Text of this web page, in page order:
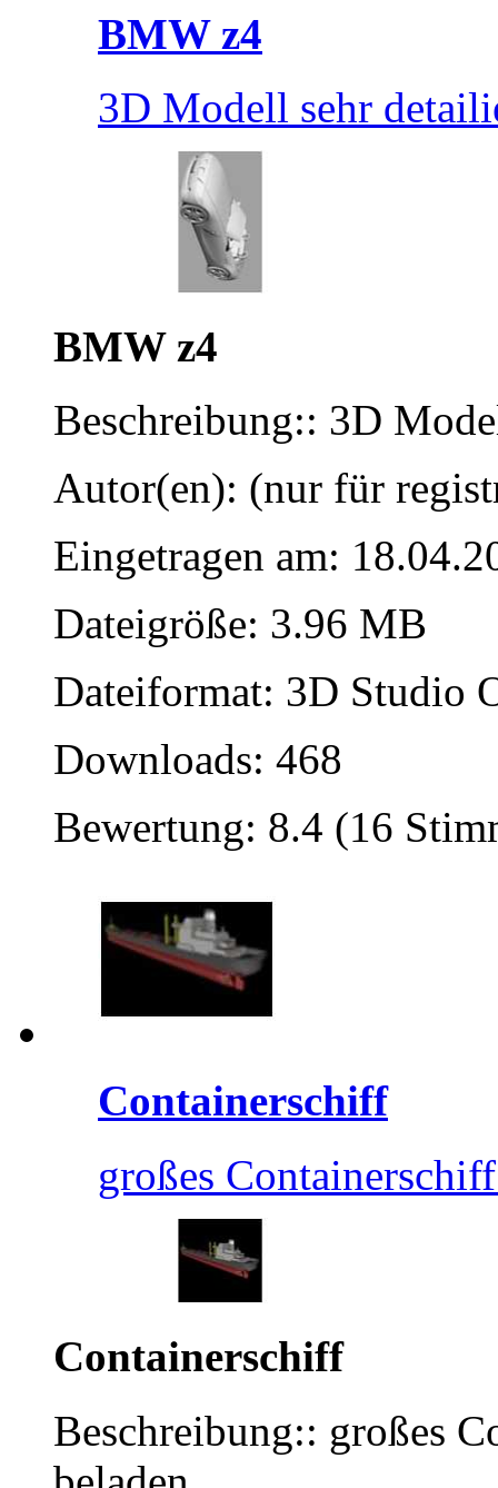
BMW z4
3D Modell sehr
BMW z4
Beschreibung:: 3D
Autor(en): (nur für
Eingetragen am:
Dateigröße: 3.96 MB
Dateiformat: 3D Studio
Downloads: 468
Bewertung: 8.4 (16
Containerschiff
großes
Containerschiff
Beschreibung:: großes